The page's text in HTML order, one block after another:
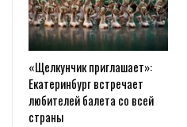
«Щелкунчик приглашает»:
Екатеринбург встречает
любителей балета со всей
страны